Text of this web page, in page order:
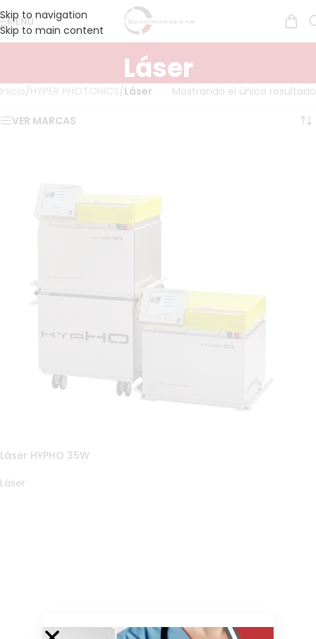
Skip to navigation
Skip to main content
MENÚ
Láser
Inicio/HYPER PHOTONICS/Láser Mostrando el único resultado
VER MARCAS
Láser HYPHO 35W
Láser